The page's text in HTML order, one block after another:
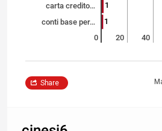
carta credito…
conti base per…
0 20 40
1
1
Share